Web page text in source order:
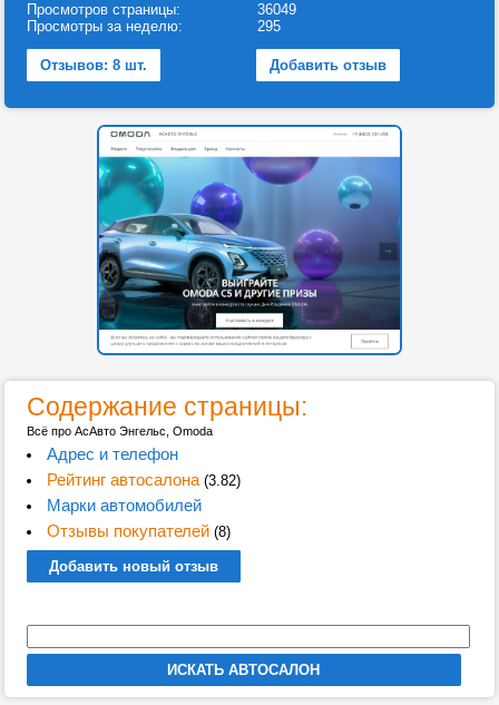
Просмотров страницы:
Просмотры за неделю:
36049
295
Отзывов: 8 шт. Добавить отзыв
Содержание страницы:
Всё про АсАвто Энгельс, Omoda
Адрес и телефон
Рейтинг автосалона(3.82)
Марки автомобилей
Отзывы покупателей(8)
Добавить новый отзыв